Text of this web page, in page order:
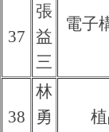
37
張
益
三
電子
38
林
勇